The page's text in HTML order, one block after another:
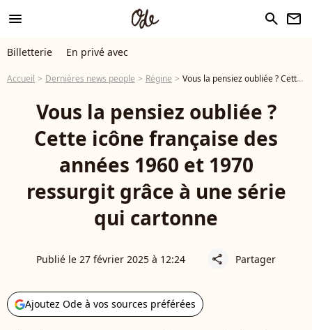
menu search newsletter
Billetterie En privé avec
Accueil Dernières news people Régine Vous la pensiez oubliée ? Cette icône française des années 1960 et 1970 ressurgit grâce à une série qui cartonne
Vous la pensiez oubliée ?
Cette icône française des
années 1960 et 1970
ressurgit grâce à une série
qui cartonne
Publié le 27 février 2025 à 12:24 share Partager
Ajoutez Ode à vos sources préférées